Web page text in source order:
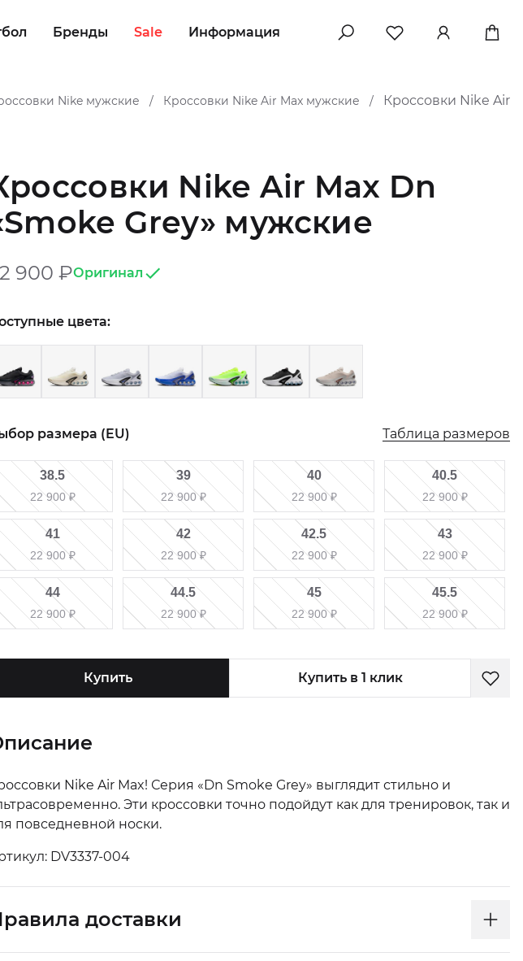
Бренды Sale Информация
Nike мужские / Кроссовки Nike Air Max мужские /
Кроссовки Nike Air
Nike Air Max Dn
Grey» мужские
900 ₽Оригинал
цвета:
размера (EU) Таблица размеров
38.5
22 900₽
39
22 900₽
40
22 900₽
40.5
22 900₽
41
22 900₽
42
22 900₽
42.5
22 900₽
43
22 900₽
44
22 900₽
44.5
22 900₽
45
22 900₽
45.5
22 900₽
Купить Купить в 1 клик
Nike Air Max! Серия «Dn Smoke Grey» выглядит стильно и
Эти кроссовки точно подойдут как для тренировок, так и
повседневной носки.
DV3337-004
доставки